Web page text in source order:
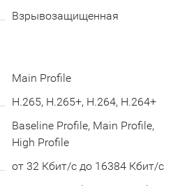
Взрывозащищенная
Main Profile
H.265, H.265+, H.264, H.264+
Baseline Profile, Main Profile,
High Profile
от 32 Кбит/с до 16384 Кбит/с